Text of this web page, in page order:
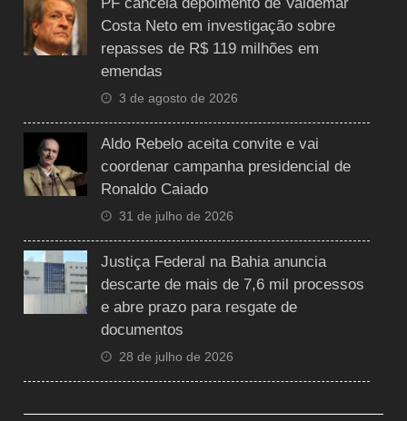
Costa Neto em investigação sobre
repasses de R$ 119 milhões em
emendas
3 de agosto de 2026
Aldo Rebelo aceita convite e vai
coordenar campanha presidencial de
Ronaldo Caiado
31 de julho de 2026
Justiça Federal na Bahia anuncia
descarte de mais de 7,6 mil processos
e abre prazo para resgate de
documentos
28 de julho de 2026